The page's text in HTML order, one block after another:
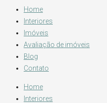
Home
Interiores
Imóveis
Avaliação de imóveis
Blog
Contato
Home
Interiores